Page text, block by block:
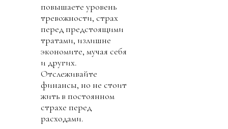
повышаете уровень
тревожности, страх
перед предстоящими
тратами, излишне
экономите, мучая себя
и других.
Отслеживайте
финансы, но не стоит
жить в постоянном
страхе перед
расходами.